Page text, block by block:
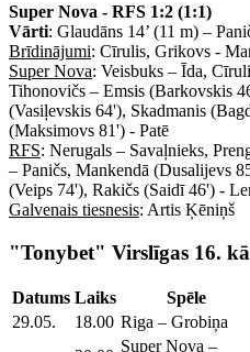
Super Nova - RFS 1:2 (1:1)
Vārti: Glaudāns 14’ (11 m) –
Brīdinājumi: Cīrulis, Grikovs -
Super Nova: Veisbuks – Īda,
Tihonovičs – Emsis (Barkovskis
(Vasiļevskis 64'), Skadmanis
(Maksimovs 81') - Patē
RFS: Nerugals – Savaļnieks,
– Paničs, Mankendā (Dusalijevs
(Veips 74'), Rakičs (Saidī 46') -
Galvenais tiesnesis: Artis Ķēniņš
"Tonybet" Virslīgas 16.
Datums Laiks Spēle
29.05.
18.00 Riga – Grobiņa
Super Nova –